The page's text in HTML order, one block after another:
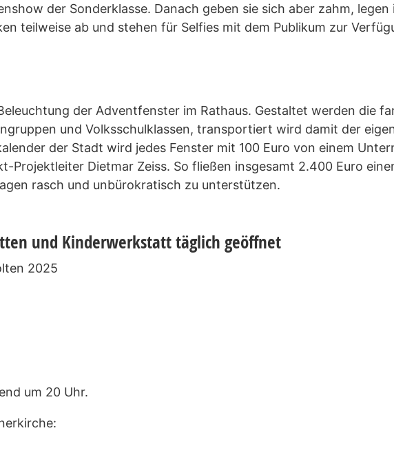
der Sonderklasse. Danach geben sie sich aber zahm, legen
teilweise ab und stehen für Selfies mit dem Publikum zur
der Adventfenster im Rathaus. Gestaltet werden die
und Volksschulklassen, transportiert wird damit der
der Stadt wird jedes Fenster mit 100 Euro von einem
Projektleiter Dietmar Zeiss. So fließen insgesamt 2.400 Euro
rasch und unbürokratisch zu unterstützen.
und Kinderwerkstatt täglich geöffnet
2025
um 20 Uhr.